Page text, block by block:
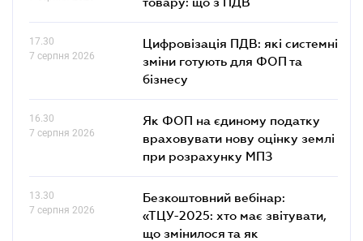
17.30
7 серпня 2026
Цифровізація ПДВ: які системні
зміни готують для ФОП та
бізнесу
16.30
7 серпня 2026
Як ФОП на єдиному податку
враховувати нову оцінку землі
при розрахунку МПЗ
13.30
7 серпня 2026
Безкоштовний вебінар:
«ТЦУ-2025: хто має звітувати,
що змінилося та як